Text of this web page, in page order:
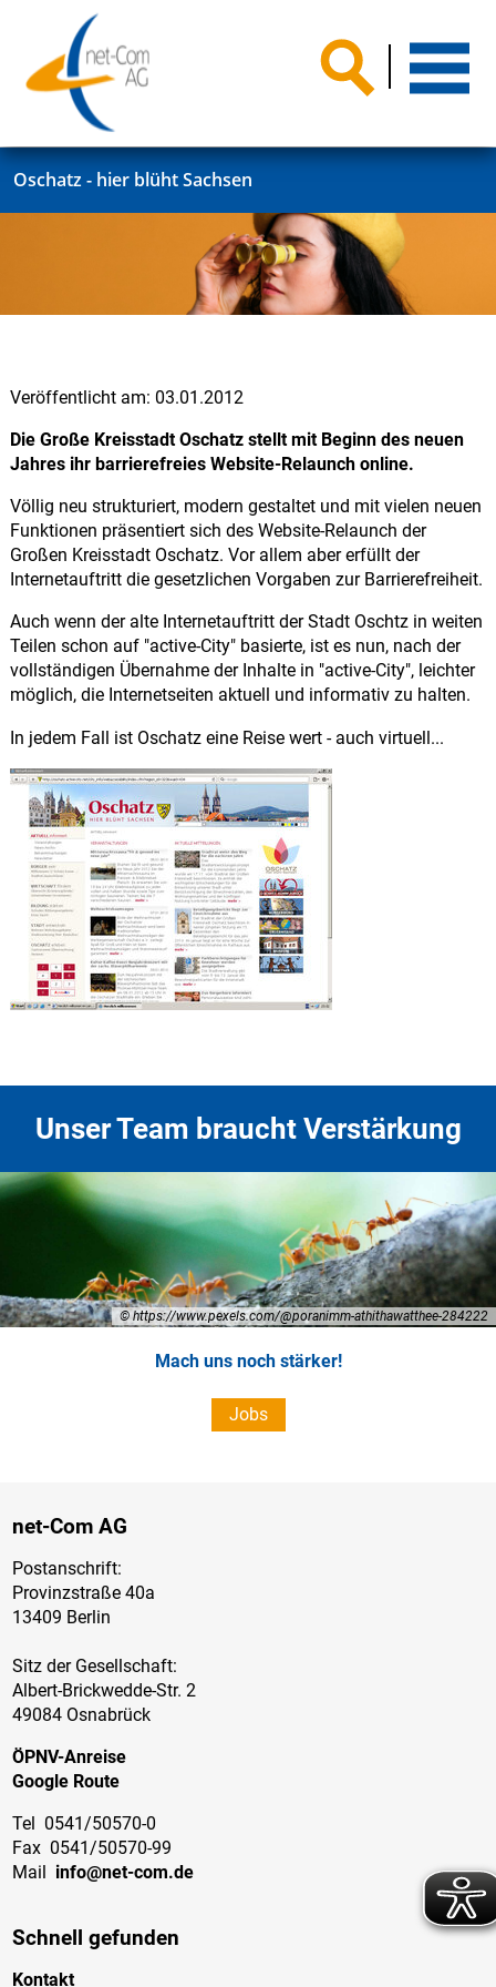
Oschatz - hier blüht Sachsen
Veröffentlicht am: 03.01.2012
Die Große Kreisstadt Oschatz stellt mit Beginn des neuen
Jahres ihr barrierefreies Website-Relaunch online.
Völlig neu strukturiert, modern gestaltet und mit vielen neuen
Funktionen präsentiert sich des Website-Relaunch der
Großen Kreisstadt Oschatz. Vor allem aber erfüllt der
Internetauftritt die gesetzlichen Vorgaben zur Barrierefreiheit.
Auch wenn der alte Internetauftritt der Stadt Oschtz in weiten
Teilen schon auf "active-City" basierte, ist es nun, nach der
vollständigen Übernahme der Inhalte in "active-City", leichter
möglich, die Internetseiten aktuell und informativ zu halten.
In jedem Fall ist Oschatz eine Reise wert - auch virtuell...
Unser Team braucht Verstärkung
Mach uns noch stärker!
Jobs
© https://www.pexels.com/@poranimm-athithawatthee-284222
net-Com AG
Postanschrift:
Provinzstraße 40a
13409 Berlin
Sitz der Gesellschaft:
Albert-Brickwedde-Str. 2
49084 Osnabrück
ÖPNV-Anreise
Google Route
Tel 0541/50570-0
Fax 0541/50570-99
Mail info@net-com.de
Schnell gefunden
Kontakt